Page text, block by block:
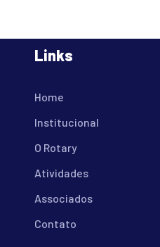
Links
Home
Institucional
O Rotary
Atividades
Associados
Contato